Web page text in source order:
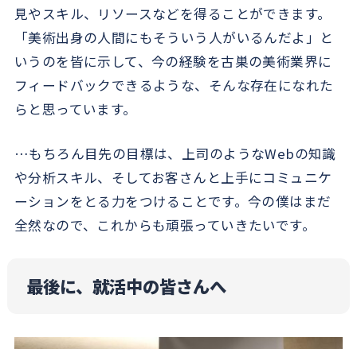
見やスキル、リソースなどを得ることができます。
「美術出身の人間にもそういう人がいるんだよ」と
いうのを皆に示して、今の経験を古巣の美術業界に
フィードバックできるような、そんな存在になれた
らと思っています。
…もちろん目先の目標は、上司のようなWebの知識
や分析スキル、そしてお客さんと上手にコミュニケ
ーションをとる力をつけることです。今の僕はまだ
全然なので、これからも頑張っていきたいです。
最後に、就活中の皆さんへ